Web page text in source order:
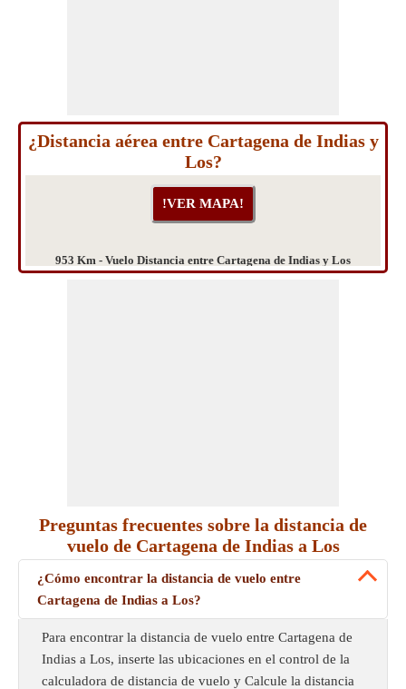
¿Distancia aérea entre Cartagena de Indias y
Los?
953 Km - Vuelo Distancia entre Cartagena de Indias y Los
Preguntas frecuentes sobre la distancia de
vuelo de Cartagena de Indias a Los
¿Cómo encontrar la distancia de vuelo entre
Cartagena de Indias a Los?
Para encontrar la distancia de vuelo entre Cartagena de
Indias a Los, inserte las ubicaciones en el control de la
calculadora de distancia de vuelo y Calcule la distancia